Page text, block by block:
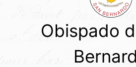
Obispado